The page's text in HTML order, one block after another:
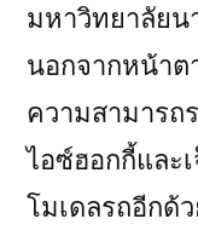
มหาวิทยาลัย
นอกจากหน้าต
ความสามารถ
ไอซ์ฮอกกี้และ
โมเดลรถอีกด้